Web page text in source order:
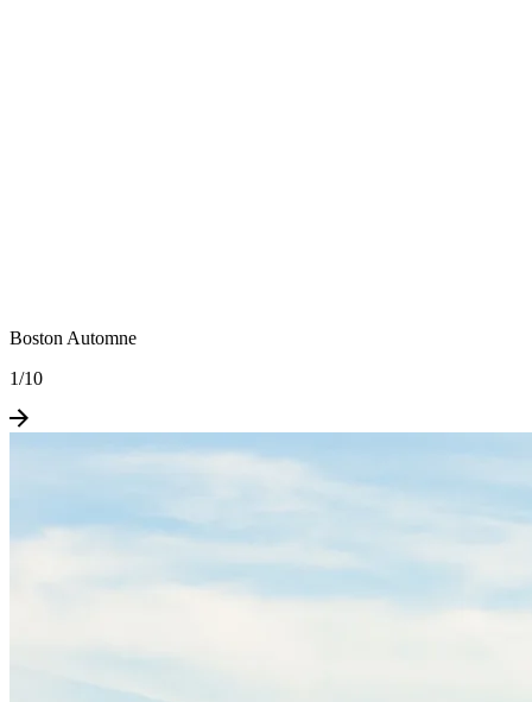
Boston Automne
1/10